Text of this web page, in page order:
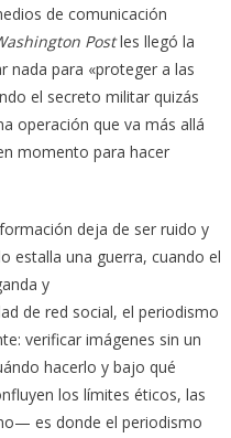
de comunicación
Postles llegó la
nada para «proteger a las
el secreto militar quizás
operación que va más allá
momento para hacer
deja de ser ruido y
estalla una guerra, cuando el
y
de red social, el periodismo
verificar imágenes sin un
hacerlo y bajo qué
los límites éticos, las
es donde el periodismo